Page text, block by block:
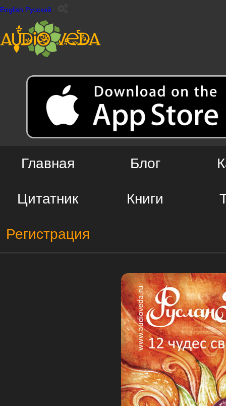
English Русский
Главная Блог
Цитатник Книги
Регистрация